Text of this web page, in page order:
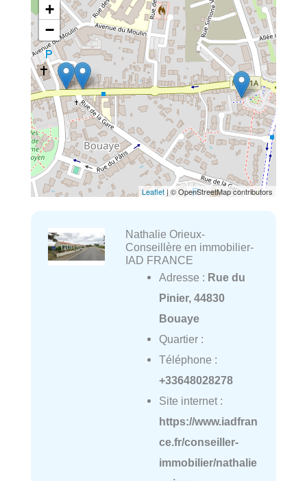
+
−
Leaflet | © OpenStreetMap contributors
Nathalie Orieux-
Conseillère en immobilier-
IAD FRANCE
Adresse : Rue du
Pinier, 44830
Bouaye
Quartier :
Téléphone :
+33648028278
Site internet :
https://www.iadfran
ce.fr/conseiller-
immobilier/nathalie